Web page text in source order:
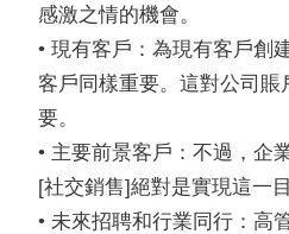
感激之情的機會。
• 現有客戶：為現有客戶創
客戶同樣重要。這對公司賬
要。
• 主要前景客戶：不過，企
[社交銷售]絕對是實現這一
• 未來招聘和行業同行：高